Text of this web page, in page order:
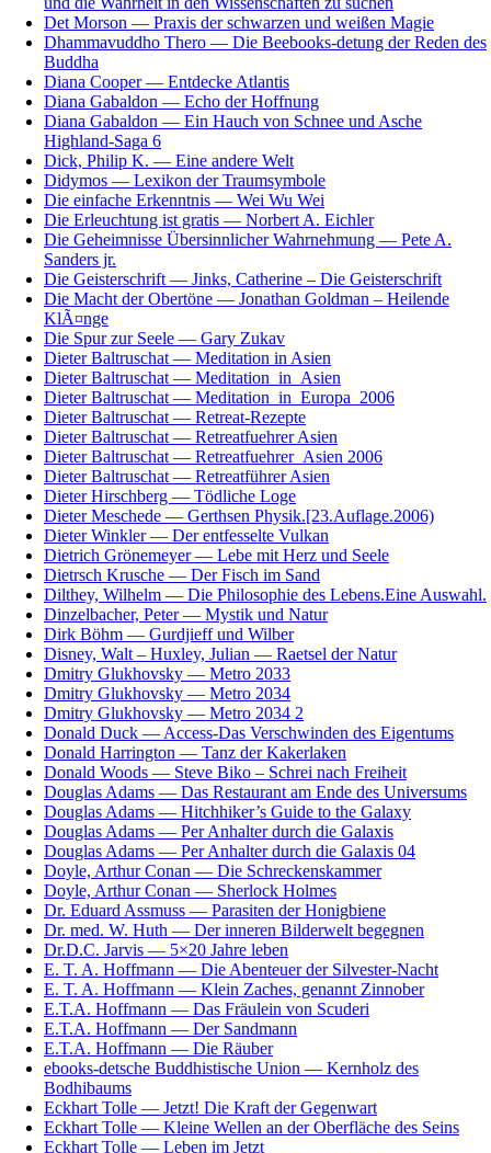
Det Morson — Praxis der schwarzen und weißen Magie
Dhammavuddho Thero — Die Beebooks-detung der Reden des
Buddha
Diana Cooper — Entdecke Atlantis
Diana Gabaldon — Echo der Hoffnung
Diana Gabaldon — Ein Hauch von Schnee und Asche
Highland-Saga 6
Dick, Philip K. — Eine andere Welt
Didymos — Lexikon der Traumsymbole
Die einfache Erkenntnis — Wei Wu Wei
Die Erleuchtung ist gratis — Norbert A. Eichler
Die Geheimnisse Übersinnlicher Wahrnehmung — Pete A.
Sanders jr.
Die Geisterschrift — Jinks, Catherine – Die Geisterschrift
Die Macht der Obertöne — Jonathan Goldman – Heilende
KlÃ¤nge
Die Spur zur Seele — Gary Zukav
Dieter Baltruschat — Meditation in Asien
Dieter Baltruschat — Meditation_in_Asien
Dieter Baltruschat — Meditation_in_Europa_2006
Dieter Baltruschat — Retreat-Rezepte
Dieter Baltruschat — Retreatfuehrer Asien
Dieter Baltruschat — Retreatfuehrer_Asien 2006
Dieter Baltruschat — Retreatführer Asien
Dieter Hirschberg — Tödliche Loge
Dieter Meschede — Gerthsen Physik.[23.Auflage.2006)
Dieter Winkler — Der entfesselte Vulkan
Dietrich Grönemeyer — Lebe mit Herz und Seele
Dietrsch Krusche — Der Fisch im Sand
Dilthey, Wilhelm — Die Philosophie des Lebens.Eine Auswahl.
Dinzelbacher, Peter — Mystik und Natur
Dirk Böhm — Gurdjieff und Wilber
Disney, Walt – Huxley, Julian — Raetsel der Natur
Dmitry Glukhovsky — Metro 2033
Dmitry Glukhovsky — Metro 2034
Dmitry Glukhovsky — Metro 2034 2
Donald Duck — Access-Das Verschwinden des Eigentums
Donald Harrington — Tanz der Kakerlaken
Donald Woods — Steve Biko – Schrei nach Freiheit
Douglas Adams — Das Restaurant am Ende des Universums
Douglas Adams — Hitchhiker’s Guide to the Galaxy
Douglas Adams — Per Anhalter durch die Galaxis
Douglas Adams — Per Anhalter durch die Galaxis 04
Doyle, Arthur Conan — Die Schreckenskammer
Doyle, Arthur Conan — Sherlock Holmes
Dr. Eduard Assmuss — Parasiten der Honigbiene
Dr. med. W. Huth — Der inneren Bilderwelt begegnen
Dr.D.C. Jarvis — 5×20 Jahre leben
E. T. A. Hoffmann — Die Abenteuer der Silvester-Nacht
E. T. A. Hoffmann — Klein Zaches, genannt Zinnober
E.T.A. Hoffmann — Das Fräulein von Scuderi
E.T.A. Hoffmann — Der Sandmann
E.T.A. Hoffmann — Die Räuber
ebooks-detsche Buddhistische Union — Kernholz des
Bodhibaums
Eckhart Tolle — Jetzt! Die Kraft der Gegenwart
Eckhart Tolle — Kleine Wellen an der Oberfläche des Seins
Eckhart Tolle — Leben im Jetzt